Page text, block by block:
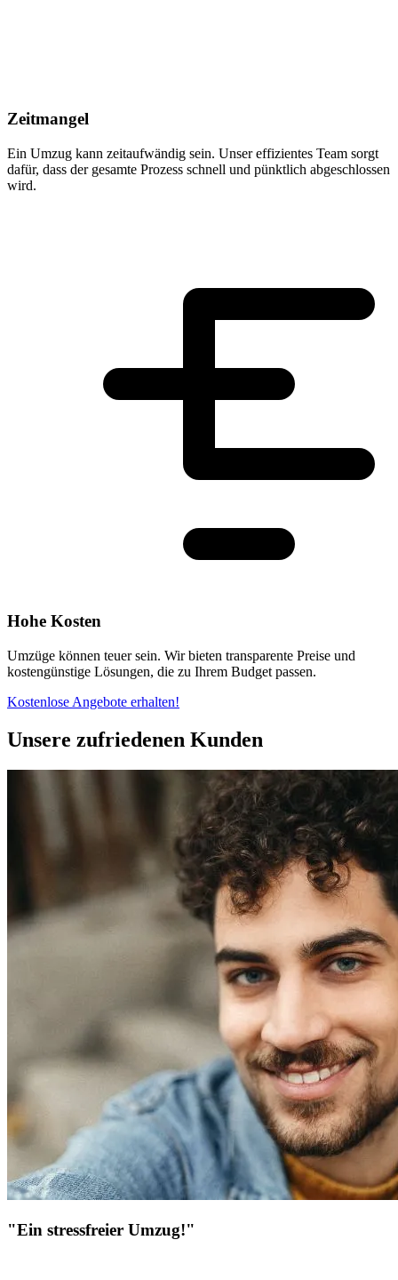
Zeitmangel
Ein Umzug kann zeitaufwändig sein. Unser effizientes Team sorgt
dafür, dass der gesamte Prozess schnell und pünktlich abgeschlossen
wird.
Hohe Kosten
Umzüge können teuer sein. Wir bieten transparente Preise und
kostengünstige Lösungen, die zu Ihrem Budget passen.
Kostenlose Angebote erhalten!
Unsere zufriedenen Kunden
"Ein stressfreier Umzug!"